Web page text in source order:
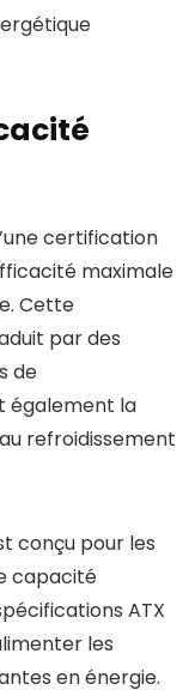
certification
maximale
Cette
par des
de
également la
refroidissement
conçu pour les
capacité
ATX
les
en énergie.